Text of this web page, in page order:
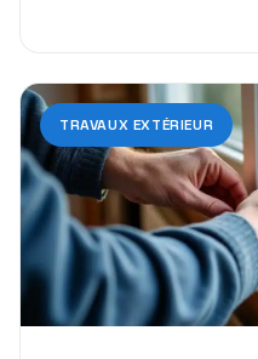
TRAVAUX EXTÉRIEUR